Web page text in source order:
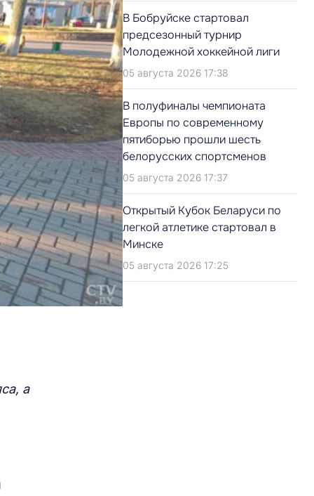
а
В Бобруйске стартовал
предсезонный турнир
Молодежной хоккейной лиги
05 августа 2026 17:38
В полуфиналы чемпионата
Европы по современному
пятиборью прошли шесть
белорусских спортсменов
05 августа 2026 17:37
Открытый Кубок Беларуси по
легкой атлетике стартовал в
Минске
05 августа 2026 17:25